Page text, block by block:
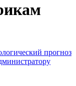
прогноз